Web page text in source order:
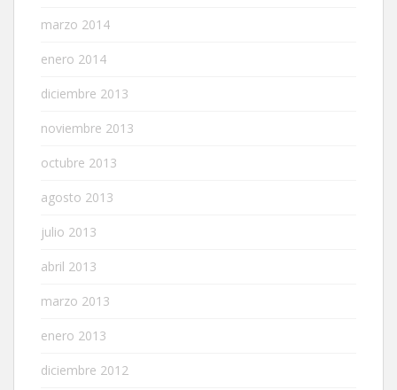
marzo 2014
enero 2014
diciembre 2013
noviembre 2013
octubre 2013
agosto 2013
julio 2013
abril 2013
marzo 2013
enero 2013
diciembre 2012